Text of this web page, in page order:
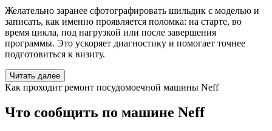
Желательно заранее сфотографировать шильдик с моделью и
записать, как именно проявляется поломка: на старте, во
время цикла, под нагрузкой или после завершения
программы. Это ускоряет диагностику и помогает точнее
подготовиться к визиту.
Читать далее
Как проходит ремонт посудомоечной машины Neff
Что сообщить по машине Neff